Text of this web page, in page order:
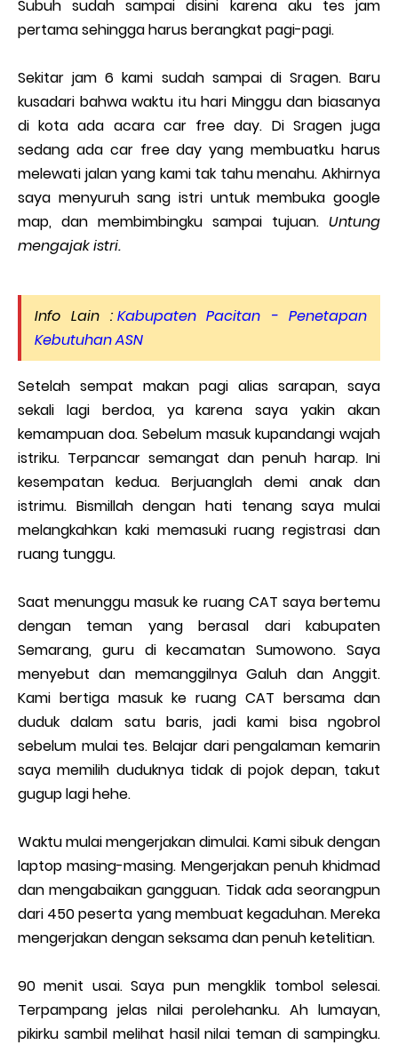
Subuh sudah sampai disini karena aku tes jam
pertama sehingga harus berangkat pagi-pagi.
Sekitar jam 6 kami sudah sampai di Sragen. Baru
kusadari bahwa waktu itu hari Minggu dan biasanya
di kota ada acara car free day. Di Sragen juga
sedang ada car free day yang membuatku harus
melewati jalan yang kami tak tahu menahu. Akhirnya
saya menyuruh sang istri untuk membuka google
map, dan membimbingku sampai tujuan. Untung
mengajak istri.
Info Lain : Kabupaten Pacitan - Penetapan
Kebutuhan ASN
Setelah sempat makan pagi alias sarapan, saya
sekali lagi berdoa, ya karena saya yakin akan
kemampuan doa. Sebelum masuk kupandangi wajah
istriku. Terpancar semangat dan penuh harap. Ini
kesempatan kedua. Berjuanglah demi anak dan
istrimu. Bismillah dengan hati tenang saya mulai
melangkahkan kaki memasuki ruang registrasi dan
ruang tunggu.
Saat menunggu masuk ke ruang CAT saya bertemu
dengan teman yang berasal dari kabupaten
Semarang, guru di kecamatan Sumowono. Saya
menyebut dan memanggilnya Galuh dan Anggit.
Kami bertiga masuk ke ruang CAT bersama dan
duduk dalam satu baris, jadi kami bisa ngobrol
sebelum mulai tes. Belajar dari pengalaman kemarin
saya memilih duduknya tidak di pojok depan, takut
gugup lagi hehe.
Waktu mulai mengerjakan dimulai. Kami sibuk dengan
laptop masing-masing. Mengerjakan penuh khidmad
dan mengabaikan gangguan. Tidak ada seorangpun
dari 450 peserta yang membuat kegaduhan. Mereka
mengerjakan dengan seksama dan penuh ketelitian.
90 menit usai. Saya pun mengklik tombol selesai.
Terpampang jelas nilai perolehanku. Ah lumayan,
pikirku sambil melihat hasil nilai teman di sampingku.